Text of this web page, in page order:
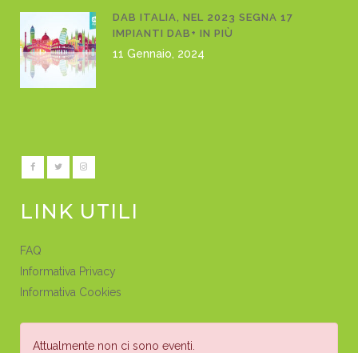
DAB ITALIA, NEL 2023 SEGNA 17
IMPIANTI DAB+ IN PIÙ
11 Gennaio, 2024
LINK UTILI
FAQ
Informativa Privacy
Informativa Cookies
Attualmente non ci sono eventi.